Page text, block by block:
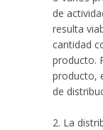
de
resulta
cantidad
producto.
producto,
de
2. La